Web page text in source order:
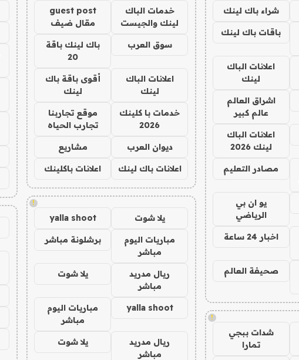
شراء باك لينك
باقات باك لينك
اعلانات الباك
لينك
اشراق العالم
عالم كبير
اعلانات الباك
لينك 2026
مصادر التعليم
يو ان بي
الرياضي
اخبار 24 ساعة
صحيفة العالم
!
شدات ببجي
تمارا
خدمات الباك
لينك والجيست
guest post
مقال ضيف
سوق العرب
باك لينك باقة
20
اعلانات الباك
لينك
أقوى باقة باك
لينك
خدمات با كلينك
2026
موقع تجاربنا
تجارب الحياه
ديوان العرب مشاريع
اعلانات باك لينك اعلانات باكلينك
!
يلا شوت yalla shoot
مباريات اليوم
مباشر
برشلونة مباشر
ريال مدريد
مباشر
يلا شوت
yalla shoot
مباريات اليوم
مباشر
ريال مدريد
مباشر
يلا شوت